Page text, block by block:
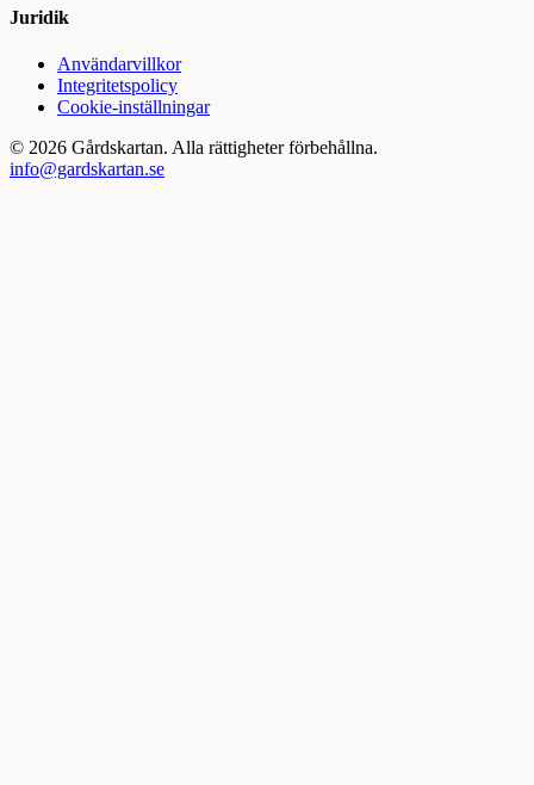
Juridik
Användarvillkor
Integritetspolicy
Cookie-inställningar
© 2026 Gårdskartan. Alla rättigheter förbehållna.
info@gardskartan.se